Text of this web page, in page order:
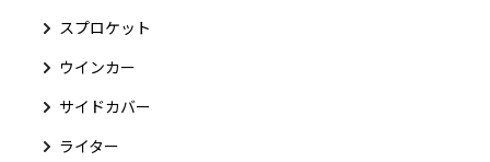
スプロケット
ウインカー
サイドカバー
ライター